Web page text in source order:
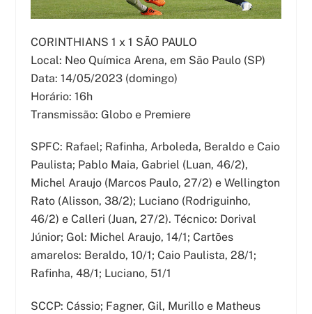
CORINTHIANS 1 x 1 SÃO PAULO
Local: Neo Química Arena, em São Paulo (SP)
Data: 14/05/2023 (domingo)
Horário: 16h
Transmissão: Globo e Premiere
SPFC: Rafael; Rafinha, Arboleda, Beraldo e Caio
Paulista; Pablo Maia, Gabriel (Luan, 46/2),
Michel Araujo (Marcos Paulo, 27/2) e Wellington
Rato (Alisson, 38/2); Luciano (Rodriguinho,
46/2) e Calleri (Juan, 27/2). Técnico: Dorival
Júnior; Gol: Michel Araujo, 14/1; Cartões
amarelos: Beraldo, 10/1; Caio Paulista, 28/1;
Rafinha, 48/1; Luciano, 51/1
SCCP: Cássio; Fagner, Gil, Murillo e Matheus